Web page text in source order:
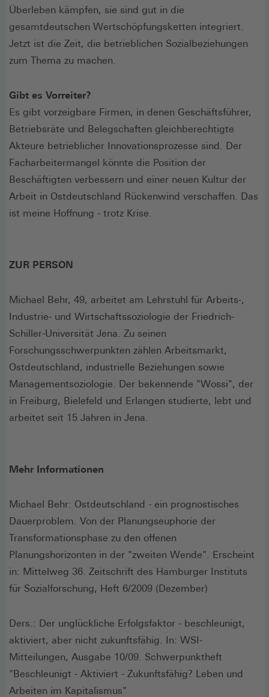
Überleben kämpfen, sie sind gut in die
gesamtdeutschen Wertschöpfungsketten integriert.
Jetzt ist die Zeit, die betrieblichen Sozialbeziehungen
zum Thema zu machen.
Gibt es Vorreiter?
Es gibt vorzeigbare Firmen, in denen Geschäftsführer,
Betriebsräte und Belegschaften gleichberechtigte
Akteure betrieblicher Innovationsprozesse sind. Der
Facharbeitermangel könnte die Position der
Beschäftigten verbessern und einer neuen Kultur der
Arbeit in Ostdeutschland Rückenwind verschaffen. Das
ist meine Hoffnung - trotz Krise.
ZUR PERSON
Michael Behr, 49, arbeitet am Lehrstuhl für Arbeits-,
Industrie- und Wirtschaftssoziologie der Friedrich-
Schiller-Universität Jena. Zu seinen
Forschungsschwerpunkten zählen Arbeitsmarkt,
Ostdeutschland, industrielle Beziehungen sowie
Managementsoziologie. Der bekennende "Wossi", der
in Freiburg, Bielefeld und Erlangen studierte, lebt und
arbeitet seit 15 Jahren in Jena.
Mehr Informationen
Michael Behr: Ostdeutschland - ein prognostisches
Dauerproblem. Von der Planungseuphorie der
Transformationsphase zu den offenen
Planungshorizonten in der "zweiten Wende". Erscheint
in: Mittelweg 36. Zeitschrift des Hamburger Instituts
für Sozialforschung, Heft 6/2009 (Dezember)
Ders.: Der unglückliche Erfolgsfaktor - beschleunigt,
aktiviert, aber nicht zukunftsfähig. In: WSI-
Mitteilungen, Ausgabe 10/09. Schwerpunktheft
"Beschleunigt - Aktiviert - Zukunftsfähig? Leben und
Arbeiten im Kapitalismus"